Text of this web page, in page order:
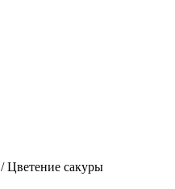
/ Цветение сакуры